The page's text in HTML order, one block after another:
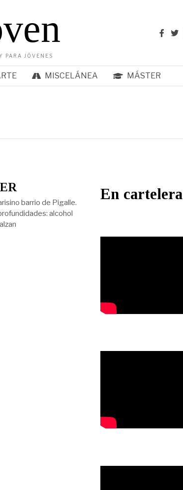
PARA JÓVENES
MISCELÁNEA MÁSTER
barrio de Pigalle.
alcohol
En cartelera